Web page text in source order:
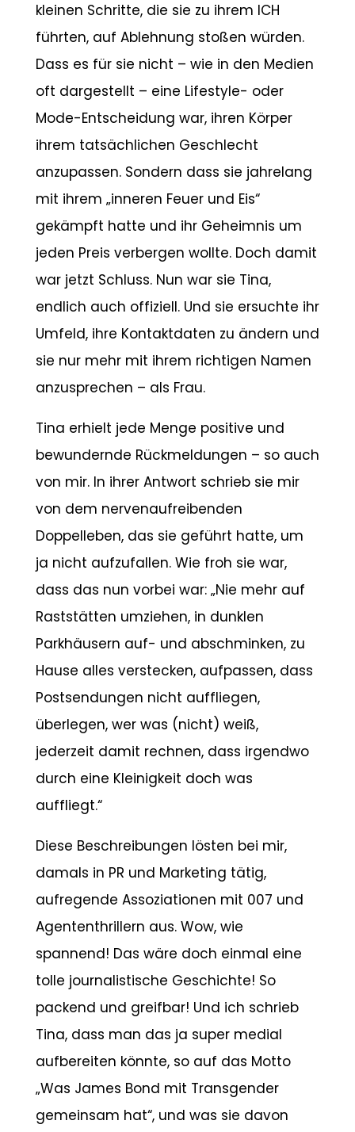
kleinen Schritte, die sie zu ihrem ICH
führten, auf Ablehnung stoßen würden.
Dass es für sie nicht – wie in den Medien
oft dargestellt – eine Lifestyle- oder
Mode-Entscheidung war, ihren Körper
ihrem tatsächlichen Geschlecht
anzupassen. Sondern dass sie jahrelang
mit ihrem „inneren Feuer und Eis“
gekämpft hatte und ihr Geheimnis um
jeden Preis verbergen wollte. Doch damit
war jetzt Schluss. Nun war sie Tina,
endlich auch offiziell. Und sie ersuchte ihr
Umfeld, ihre Kontaktdaten zu ändern und
sie nur mehr mit ihrem richtigen Namen
anzusprechen – als Frau.
Tina erhielt jede Menge positive und
bewundernde Rückmeldungen – so auch
von mir. In ihrer Antwort schrieb sie mir
von dem nervenaufreibenden
Doppelleben, das sie geführt hatte, um
ja nicht aufzufallen. Wie froh sie war,
dass das nun vorbei war: „Nie mehr auf
Raststätten umziehen, in dunklen
Parkhäusern auf- und abschminken, zu
Hause alles verstecken, aufpassen, dass
Postsendungen nicht auffliegen,
überlegen, wer was (nicht) weiß,
jederzeit damit rechnen, dass irgendwo
durch eine Kleinigkeit doch was
auffliegt.“
Diese Beschreibungen lösten bei mir,
damals in PR und Marketing tätig,
aufregende Assoziationen mit 007 und
Agententhrillern aus. Wow, wie
spannend! Das wäre doch einmal eine
tolle journalistische Geschichte! So
packend und greifbar! Und ich schrieb
Tina, dass man das ja super medial
aufbereiten könnte, so auf das Motto
„Was James Bond mit Transgender
gemeinsam hat“, und was sie davon